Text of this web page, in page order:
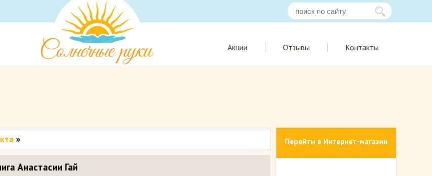
Акции Отзывы Контакты
»
Анастасии Гай
Перейти в Интернет-магазин